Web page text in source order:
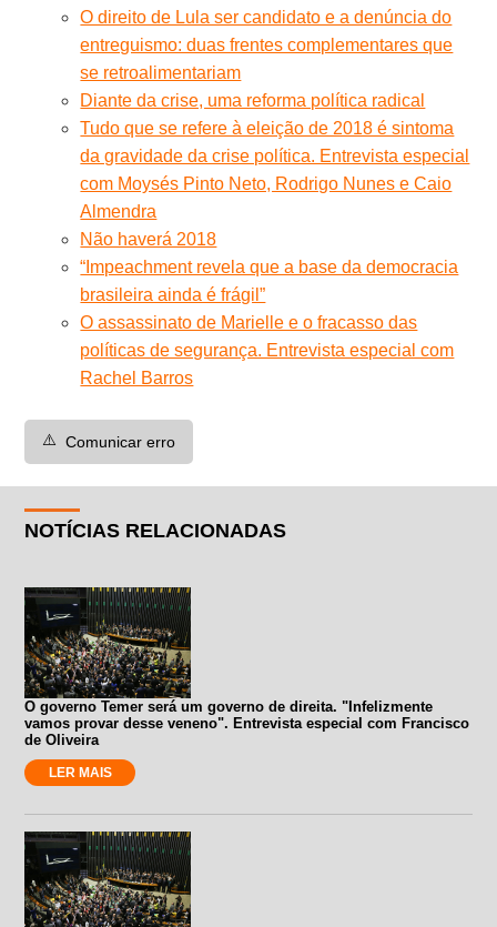
O direito de Lula ser candidato e a denúncia do
entreguismo: duas frentes complementares que
se retroalimentariam
Diante da crise, uma reforma política radical
Tudo que se refere à eleição de 2018 é sintoma
da gravidade da crise política. Entrevista especial
com Moysés Pinto Neto, Rodrigo Nunes e Caio
Almendra
Não haverá 2018
“Impeachment revela que a base da democracia
brasileira ainda é frágil”
O assassinato de Marielle e o fracasso das
políticas de segurança. Entrevista especial com
Rachel Barros
⚠️ Comunicar erro
NOTÍCIAS RELACIONADAS
O governo Temer será um governo de direita. "Infelizmente
vamos provar desse veneno". Entrevista especial com Francisco
de Oliveira
LER MAIS